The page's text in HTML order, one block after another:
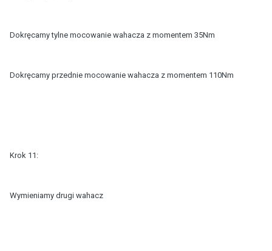
Dokręcamy tylne mocowanie wahacza z momentem 35Nm
Dokręcamy przednie mocowanie wahacza z momentem 110Nm
Krok 11:
Wymieniamy drugi wahacz